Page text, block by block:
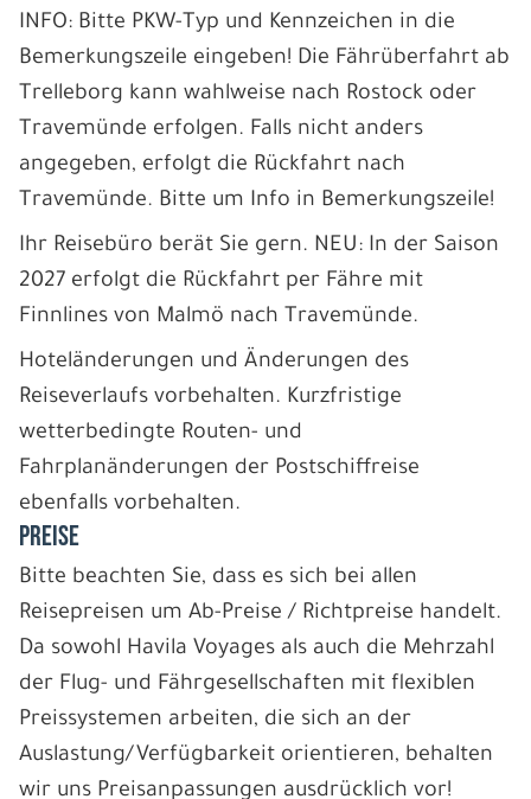
INFO: Bitte PKW-Typ und Kennzeichen in die
Bemerkungszeile eingeben! Die Fährüberfahrt ab
Trelleborg kann wahlweise nach Rostock oder
Travemünde erfolgen. Falls nicht anders
angegeben, erfolgt die Rückfahrt nach
Travemünde. Bitte um Info in Bemerkungszeile!
Ihr Reisebüro berät Sie gern. NEU: In der Saison
2027 erfolgt die Rückfahrt per Fähre mit
Finnlines von Malmö nach Travemünde.
Hoteländerungen und Änderungen des
Reiseverlaufs vorbehalten. Kurzfristige
wetterbedingte Routen- und
Fahrplanänderungen der Postschiffreise
ebenfalls vorbehalten.
PREISE
Bitte beachten Sie, dass es sich bei allen
Reisepreisen um Ab-Preise / Richtpreise handelt.
Da sowohl Havila Voyages als auch die Mehrzahl
der Flug- und Fährgesellschaften mit flexiblen
Preissystemen arbeiten, die sich an der
Auslastung/Verfügbarkeit orientieren, behalten
wir uns Preisanpassungen ausdrücklich vor!